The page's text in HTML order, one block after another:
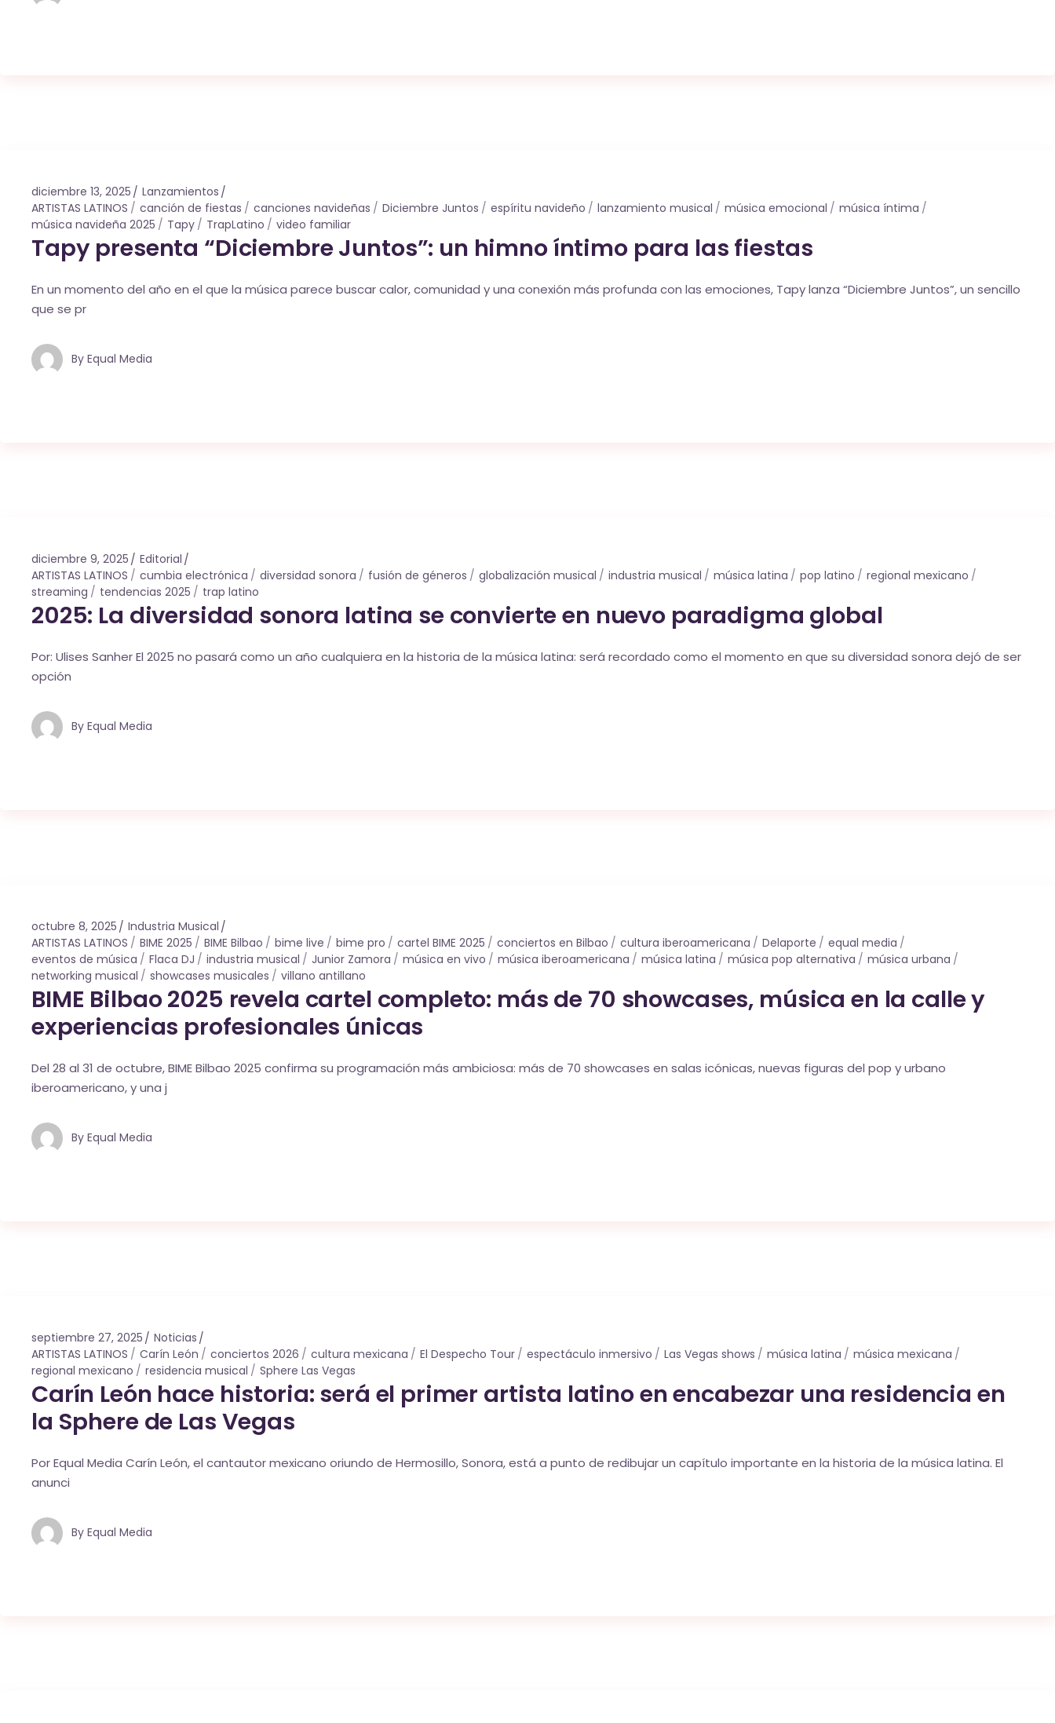
diciembre 13, 2025
Lanzamientos
ARTISTAS LATINOS
canción de fiestas canciones navideñas Diciembre Juntos espíritu navideño lanzamiento musical música emocional
música íntima
música navideña 2025
Tapy TrapLatino video familiar
Tapy presenta “Diciembre Juntos”: un himno íntimo para las fiestas
En un momento del año en el que la música parece buscar calor, comunidad y una conexión más profunda con las emociones, Tapy lanza “Diciembre Juntos”, un sencillo
que se pr
By Equal Media
diciembre 9, 2025
Editorial
ARTISTAS LATINOS
cumbia electrónica diversidad sonora fusión de géneros globalización musical industria musical música latina pop latino
regional mexicano
streaming
tendencias 2025 trap latino
2025: La diversidad sonora latina se convierte en nuevo paradigma global
Por: Ulises Sanher El 2025 no pasará como un año cualquiera en la historia de la música latina: será recordado como el momento en que su diversidad sonora dejó de ser
opción
By Equal Media
octubre 8, 2025
Industria Musical
ARTISTAS LATINOS
BIME 2025 BIME Bilbao bime live bime pro cartel BIME 2025 conciertos en Bilbao cultura iberoamericana Delaporte
equal media
eventos de música
Flaca DJ industria musical Junior Zamora música en vivo música iberoamericana música latina música pop alternativa
música urbana
networking musical
showcases musicales villano antillano
BIME Bilbao 2025 revela cartel completo: más de 70 showcases, música en la calle y
experiencias profesionales únicas
Del 28 al 31 de octubre, BIME Bilbao 2025 confirma su programación más ambiciosa: más de 70 showcases en salas icónicas, nuevas figuras del pop y urbano
iberoamericano, y una j
By Equal Media
septiembre 27, 2025
Noticias
ARTISTAS LATINOS
Carín León conciertos 2026 cultura mexicana El Despecho Tour espectáculo inmersivo Las Vegas shows música latina
música mexicana
regional mexicano
residencia musical Sphere Las Vegas
Carín León hace historia: será el primer artista latino en encabezar una residencia en
la Sphere de Las Vegas
Por Equal Media Carín León, el cantautor mexicano oriundo de Hermosillo, Sonora, está a punto de redibujar un capítulo importante en la historia de la música latina. El
anunci
By Equal Media